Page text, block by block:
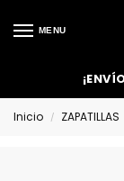
MENU
Inicio / ZAPATILLAS